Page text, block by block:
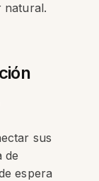
natural.
sus
de
espera